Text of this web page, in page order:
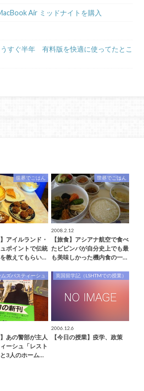
Air ミッドナイトを購入
すぐ半年 有料版を快適に使ってたとこ
世界でごはん
アイルランド・
ポイントで伝統
教えてもらい…
世界でごはん
2008.2.12
【旅食】アシアナ航空で食べ
たビビンバが自分史上でも最
も美味しかった機内食の一…
ムズパスティーシュ
】あの警部が主人
ーシュ「レスト
3人のホーム…
英国留学記（LSHTMでの授業）
2006.12.6
【今日の授業】疫学、政策